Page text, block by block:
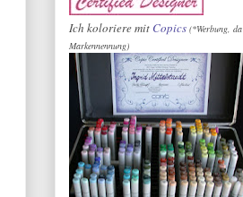
Ich koloriere mit Copics (*Werbung, da
Markennennung)